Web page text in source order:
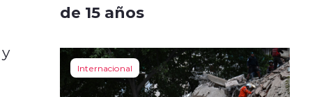
de 15 años
Internacional